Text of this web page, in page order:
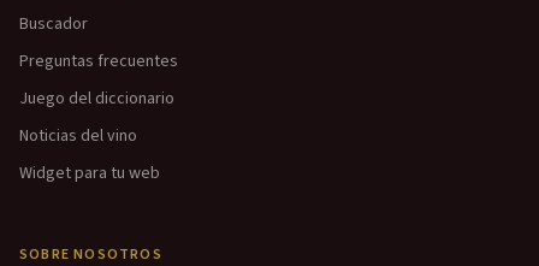
Buscador
Preguntas frecuentes
Juego del diccionario
Noticias del vino
Widget para tu web
SOBRE NOSOTROS